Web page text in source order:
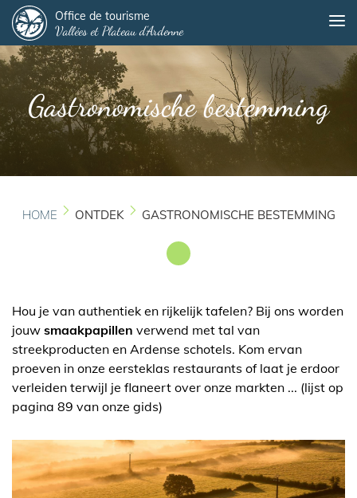
en
naar
de
inhoud
gaan
Office de tourisme
Vallées et Plateau d'Ardenne
Gastronomische bestemming
HOME ONTDEK GASTRONOMISCHE BESTEMMING
Hou je van authentiek en rijkelijk tafelen? Bij ons worden
jouw smaakpapillen verwend met tal van
streekproducten en Ardense schotels. Kom ervan
proeven in onze eersteklas restaurants of laat je erdoor
verleiden terwijl je flaneert over onze markten ... (lijst op
pagina 89 van onze gids)
Panneau de gestion des cookies